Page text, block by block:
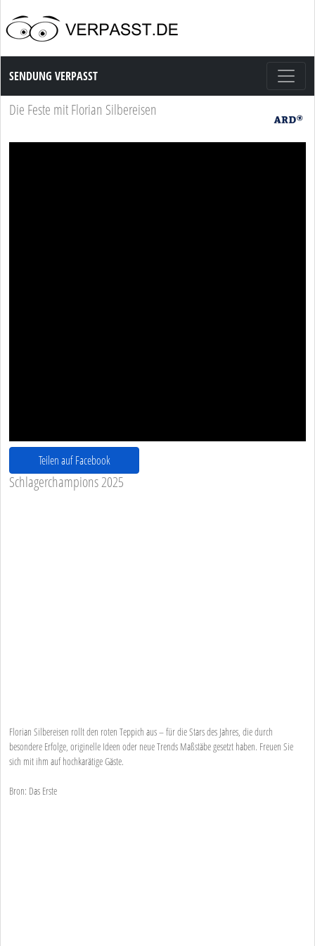
Sendung Verpasst
SENDUNG VERPASST
Die Feste mit Florian Silbereisen
Teilen auf Facebook
Schlagerchampions 2025
Florian Silbereisen rollt den roten Teppich aus – für die Stars des Jahres, die durch
besondere Erfolge, originelle Ideen oder neue Trends Maßstäbe gesetzt haben. Freuen Sie
sich mit ihm auf hochkarätige Gäste.
Bron: Das Erste